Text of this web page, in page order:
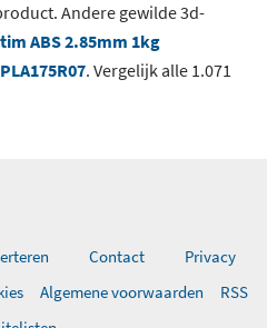
Andere gewilde 3d-
ABS 2.85mm 1kg
. Vergelijk alle 1.071
Contact
Privacy
Algemene voorwaarden
RSS